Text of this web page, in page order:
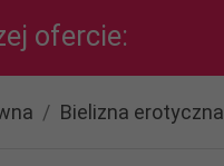
ofercie:
Bielizna erotyczna